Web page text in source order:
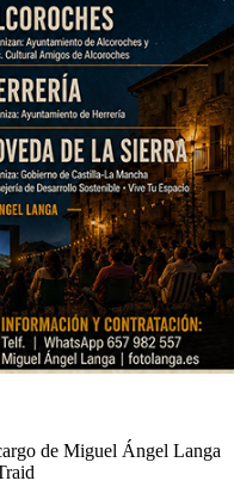
de Miguel Ángel Langa